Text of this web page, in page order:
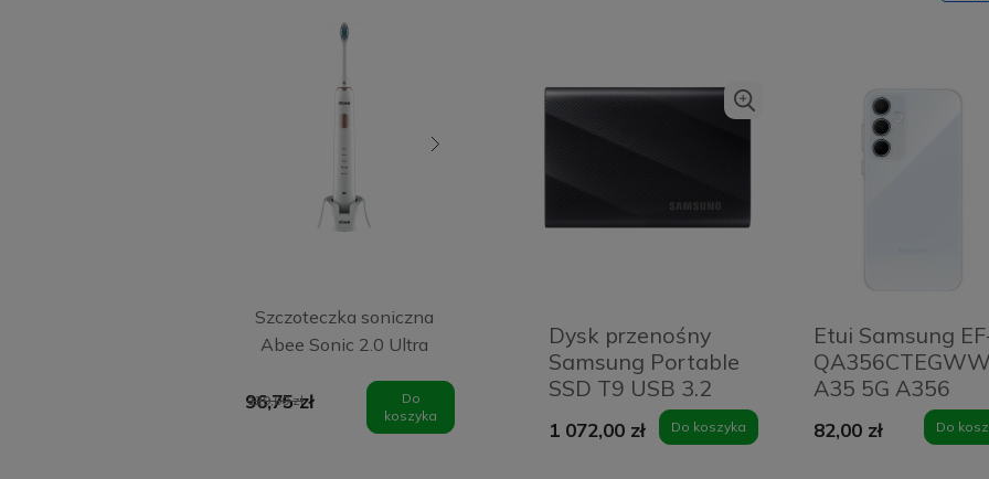
Szczoteczka soniczna
Abee Sonic 2.0 Ultra
96,75 zł
129,00 zł
Do
koszyka
Abee Sonic 2.0 Black
96,75 zł
Do
koszyka
oklejanie prywatyzującą
folią ochronną
PanzerGlass - ekran
smartfona
Do
Dysk przenośny
Samsung Portable
SSD T9 USB 3.2
Gen 2x2 1 TB
czarny
1 072,00 zł Do koszyka
Etui Samsung
QA356CTEGWW
A35 5G A356
przezroczysty/
Clear Cover
82,00 zł Do